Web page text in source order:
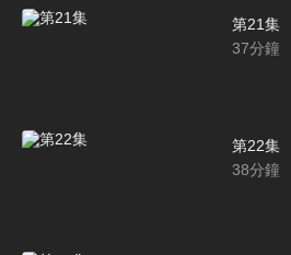
第21集
37分鐘
第22集
38分鐘